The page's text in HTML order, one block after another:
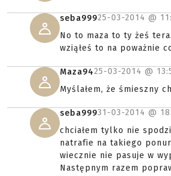
seba99925-03-2014 @
No to maza to ty żeś
wziąłeś to na poważnie
Maza9425-03-2014 @
Myślałem, że śmieszny
seba99931-03-2014 @
chciałem tylko nie
natrafie na takiego
wiecznie nie pasuje w
Następnym razem